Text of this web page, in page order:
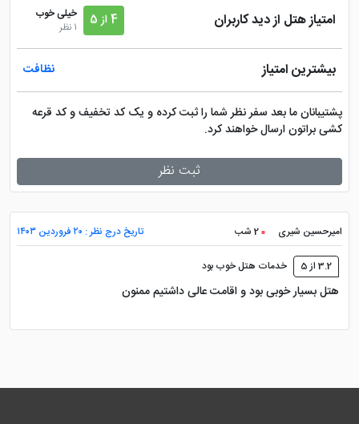
امتیاز هتل از دید کاربران 4 از 5
خیلی خوب
1 نظر
بیشترین امتیاز نظافت
پشتیبانان ما بعد سفر نظر شما را ثبت کرده و یک کد تخفیف و کد قرعه
کشی براتون ارسال خواهند کرد.
ثبت نظر
امیرحسین شیری 2 شب تاریخ درج نظر : ۲۰ فروردین ۱۴۰۳
3.2 از 5 خدمات هتل خوب بود
هتل بسیار خوبی بود و اقامت عالی داشتیم ممنون